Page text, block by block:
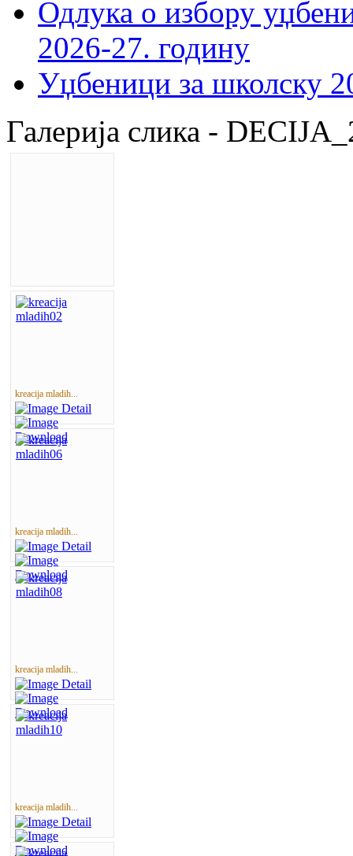
Одлука о избору
2026-27. годину
Уџбеници за школску
Галерија слика -
kreacija mladih...
kreacija mladih...
kreacija mladih...
kreacija mladih...